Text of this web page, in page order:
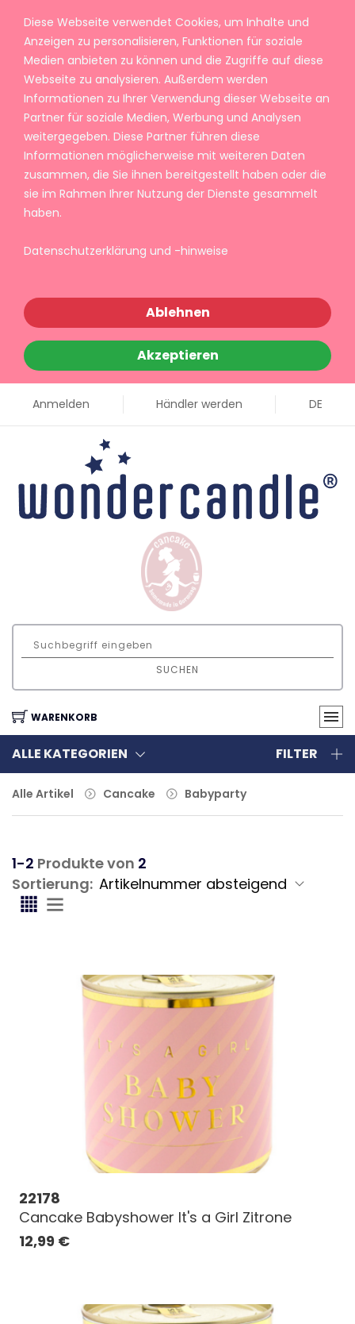
Diese Webseite verwendet Cookies, um Inhalte und
Anzeigen zu personalisieren, Funktionen für soziale
Medien anbieten zu können und die Zugriffe auf diese
Webseite zu analysieren. Außerdem werden
Informationen zu Ihrer Verwendung dieser Webseite an
Partner für soziale Medien, Werbung und Analysen
weitergegeben. Diese Partner führen diese
Informationen möglicherweise mit weiteren Daten
zusammen, die Sie ihnen bereitgestellt haben oder die
sie im Rahmen Ihrer Nutzung der Dienste gesammelt
haben.
Datenschutzerklärung und -hinweise
Ablehnen
Akzeptieren
Anmelden Händler werden DE
SUCHEN
WARENKORB
ALLE KATEGORIEN FILTER
Alle Artikel Cancake Babyparty
1-2 Produkte von 2
Sortierung:
22178
Cancake Babyshower It's a Girl Zitrone
12,99 €